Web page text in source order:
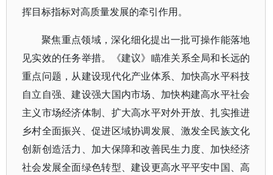
挥目标指标对高质量发展的牵引作用。
聚焦重点领域，深化细化提出一批可操作能落地
见实效的任务举措。《建议》瞄准关系全局和长远的
重点问题，从建设现代化产业体系、加快高水平科技
自立自强、建设强大国内市场、加快构建高水平社会
主义市场经济体制、扩大高水平对外开放、扎实推进
乡村全面振兴、促进区域协调发展、激发全民族文化
创新创造活力、加大保障和改善民生力度、加快经济
社会发展全面绿色转型、建设更高水平平安中国、高